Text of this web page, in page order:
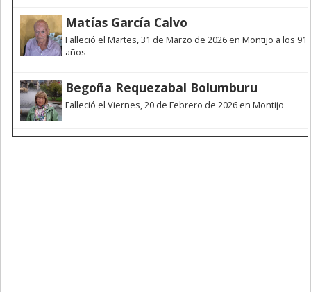
Matías García Calvo
Falleció el Martes, 31 de Marzo de 2026 en Montijo a los 91
años
Begoña Requezabal Bolumburu
Falleció el Viernes, 20 de Febrero de 2026 en Montijo